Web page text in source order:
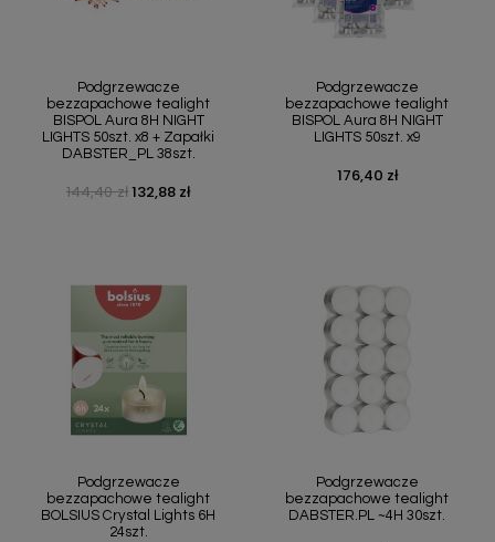
Podgrzewacze
bezzapachowe tealight
BISPOL Aura 8H NIGHT
LIGHTS 50szt. x8 + Zapałki
DABSTER_PL 38szt.
Cena podstawowa
144,40 zł Cena
132,88 zł
Podgrzewacze
bezzapachowe tealight
BISPOL Aura 8H NIGHT
LIGHTS 50szt. x9
Cena
176,40 zł
Podgrzewacze
bezzapachowe tealight
BOLSIUS Crystal Lights 6H
24szt.
Podgrzewacze
bezzapachowe tealight
DABSTER.PL ~4H 30szt.